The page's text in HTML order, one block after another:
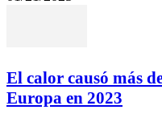
El calor causó más
Europa en 2023